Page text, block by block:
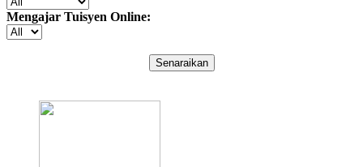
Mengajar Tuisyen Online:
Senaraikan